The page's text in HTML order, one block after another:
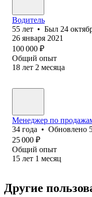
Водитель
55 лет • Был 24
26 января 2021
100 000 ₽
Общий опыт
18 лет 2 месяца
Менеджер по
34 года • Обновлено
25 000 ₽
Общий опыт
15 лет 1 месяц
Другие